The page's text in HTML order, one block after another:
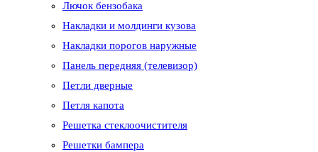
Лючок бензобака
Накладки и молдинги кузова
Накладки порогов наружные
Панель передняя (телевизор)
Петли дверные
Петля капота
Решетка стеклоочистителя
Решетки бампера